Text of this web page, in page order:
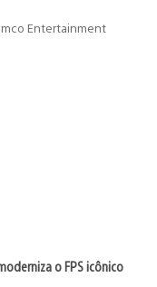
Entertainment
o FPS icônico